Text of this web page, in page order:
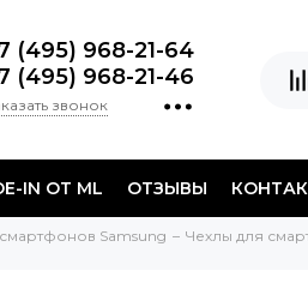
(495) 968-21-64
(495) 968-21-46
звонок
IN ОТ ML ОТЗЫВЫ
Samsung
Чехлы для